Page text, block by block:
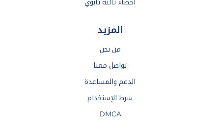
احصاء تالته ثانوي
المزيد
من نحن
تواصل معنا
الدعم والمساعدة
شرط الإستخدام
DMCA